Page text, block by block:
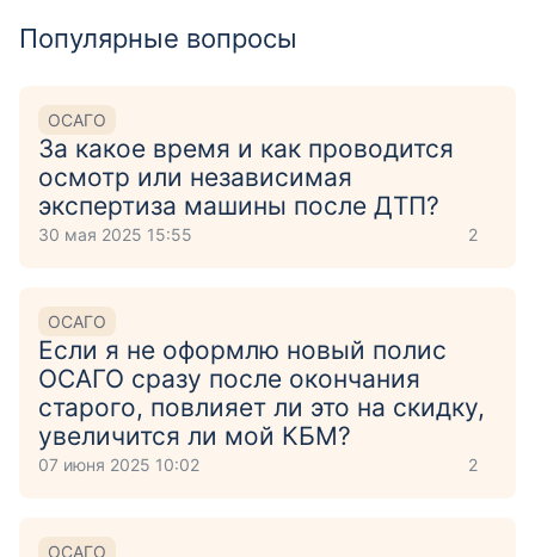
Популярные вопросы
ОСАГО
За какое время и как проводится
осмотр или независимая
экспертиза машины после ДТП?
30 мая 2025 15:55 2
ОСАГО
Если я не оформлю новый полис
ОСАГО сразу после окончания
старого, повлияет ли это на скидку,
увеличится ли мой КБМ?
07 июня 2025 10:02 2
ОСАГО